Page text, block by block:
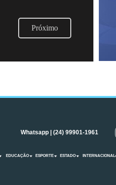
Próximo
Whatsapp | (24) 99901-1961
EDUCAÇÃO ESPORTE ESTADO INTERNACIONAL